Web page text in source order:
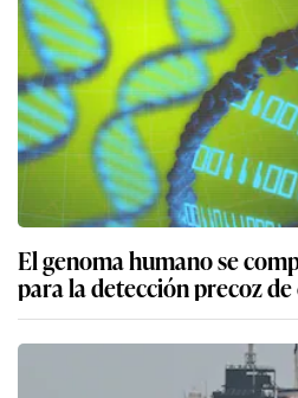
El genoma humano se
para la detección precoz